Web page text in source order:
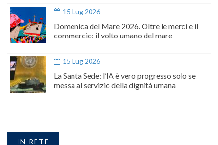
15 Lug 2026
Domenica del Mare 2026. Oltre le merci e il
commercio: il volto umano del mare
15 Lug 2026
La Santa Sede: l’IA è vero progresso solo se
messa al servizio della dignità umana
IN RETE